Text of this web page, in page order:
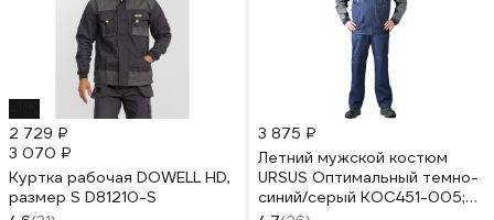
2 729 ₽
3 070 ₽
Куртка рабочая DOWELL HD,
размер S D81210-S
3 875 ₽
Летний мужской костюм
URSUS Оптимальный темно-
синий/серый КОС451-005;